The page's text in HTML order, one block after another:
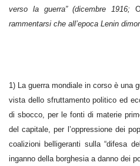
verso la guerra” (dicembre 1916;
rammentarsi che all’epoca Lenin
1) La guerra mondiale in corso è una
vista dello sfruttamento politico ed
di sbocco, per le fonti di materie
del capitale, per l’oppressione dei
coalizioni belligeranti sulla “difesa
inganno della borghesia a danno dei